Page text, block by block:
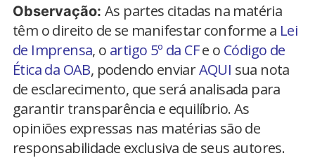
Observação: As partes citadas na matéria
têm o direito de se manifestar conforme a Lei
de Imprensa, o artigo 5º da CFe o Código de
Ética da OAB, podendo enviarAQUI sua nota
de esclarecimento, que será analisada para
garantir transparência e equilíbrio. As
opiniões expressas nas matérias são de
responsabilidade exclusiva de seus autores.